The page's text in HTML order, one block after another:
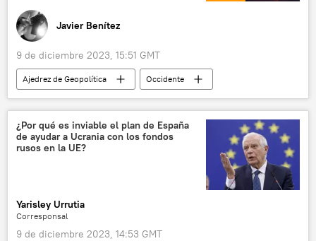
Javier Benítez
9 de diciembre 2023, 15:51 GMT
Ajedrez de Geopolítica
Occidente
Vladímir Putin
EEUU
Rusia
democracia
mundo multipolar
multipolaridad
📈 Mercados y finanzas
¿Por qué es inviable el plan de España
de ayudar a Ucrania con los fondos
rusos en la UE?
Yarisley Urrutia
Corresponsal
9 de diciembre 2023, 14:53 GMT